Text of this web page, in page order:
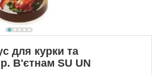
для курки та
В'єтнам SU UN